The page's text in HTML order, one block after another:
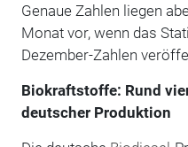
Genaue Zahlen liegen
Monat vor, wenn das
Dezember-Zahlen
Biokraftstoffe: Rund
deutscher Produktion